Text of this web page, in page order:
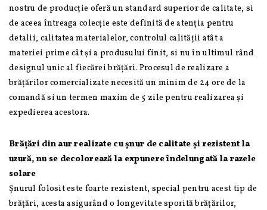
nostru de producție oferă un standard superior de calitate, si
de aceea întreaga colecție este definită de atenția pentru
detalii, calitatea materialelor, controlul calității atât a
materiei prime cât și a produsului finit, si nu în ultimul rând
designul unic al fiecărei brățări. Procesul de realizare a
brățărilor comercializate necesită un minim de 24 ore de la
comandă si un termen maxim de 5 zile pentru realizarea și
expedierea acestora.
Brățări din aur realizate cu șnur de calitate și rezistent la
uzură, nu se decolorează la expunere îndelungată la razele
solare
Șnurul folosit este foarte rezistent, special pentru acest tip de
brățări, acesta asigurând o longevitate sporită brățărilor,